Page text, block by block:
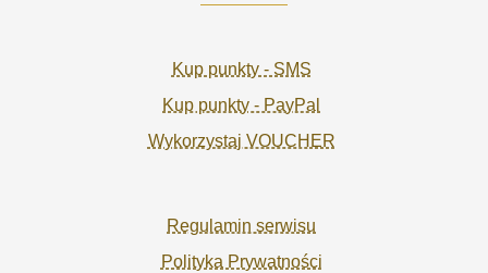
Kup punkty - SMS
Kup punkty - PayPal
Wykorzystaj VOUCHER
Regulamin serwisu
Polityka Prywatności